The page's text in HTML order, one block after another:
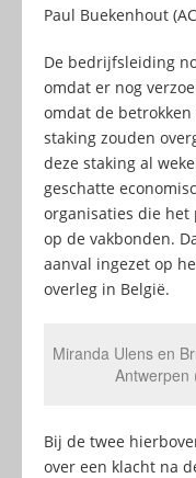
Paul Buekenhout
De bedrijfsleiding
omdat er nog
omdat de
staking zouden
deze staking al
geschatte
organisaties die het
op de vakbonden.
aanval ingezet op
overleg in België.
Miranda Ulens en
Antwerpen
Bij de twee
over een klacht na